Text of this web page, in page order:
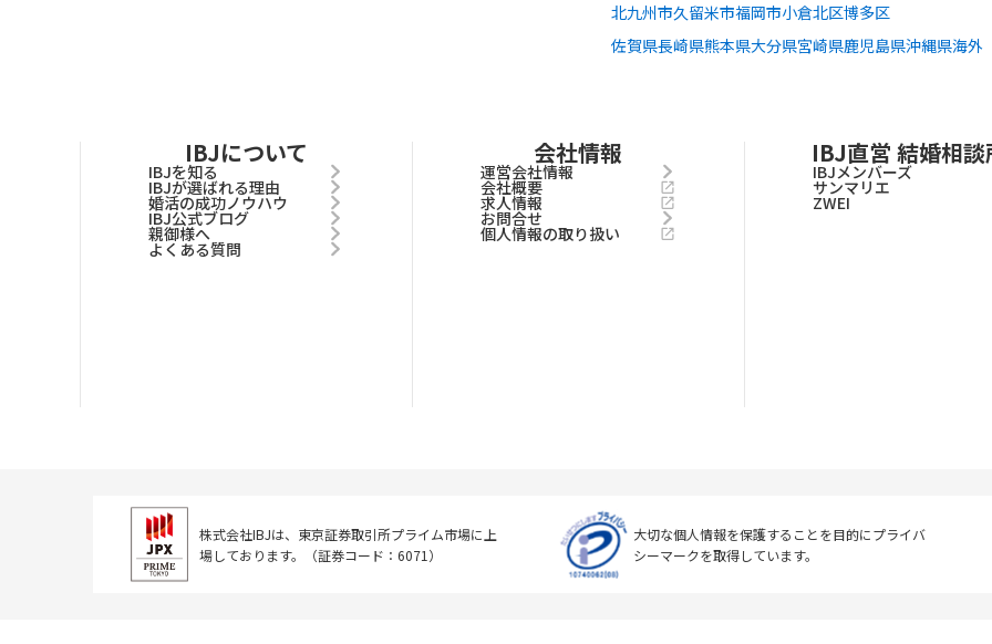
北九州市久留米市福岡市小倉北区博多区
佐賀県長崎県熊本県大分県宮崎県鹿児島県沖縄県海外
IBJについて
IBJを知る
IBJが選ばれる理由
婚活の成功ノウハウ
IBJ公式ブログ
親御様へ
よくある質問
会社情報
運営会社情報
会社概要
求人情報
お問合せ
個人情報の取り扱い
IBJ直営 結婚相談
IBJメンバーズ
サンマリエ
ZWEI
株式会社IBJは、東京証券取引所プライム市場に上
場しております。
（証券コード：6071）
大切な個人情報を保護することを目的にプライバ
シーマークを取得しています。